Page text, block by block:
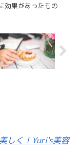
効果があったもの
しく！Yuri's美容